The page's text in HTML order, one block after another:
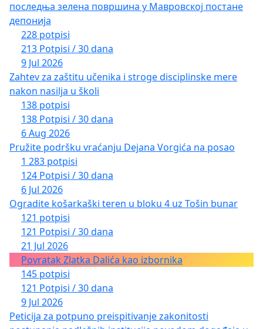
последња зелена површина у Мавровској постане
депонија
228 potpisi
213 Potpisi / 30 dana
9 Jul 2026
Zahtev za zaštitu učenika i stroge disciplinske mere
nakon nasilja u školi
138 potpisi
138 Potpisi / 30 dana
6 Aug 2026
Pružite podršku vraćanju Dejana Vorgića na posao
1 283 potpisi
124 Potpisi / 30 dana
6 Jul 2026
Ogradite košarkaški teren u bloku 4 uz Tošin bunar
121 potpisi
121 Potpisi / 30 dana
21 Jul 2026
Povratak Zlatka Dalića kao izbornika
145 potpisi
121 Potpisi / 30 dana
9 Jul 2026
Peticija za potpuno preispitivanje zakonitosti